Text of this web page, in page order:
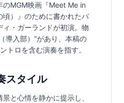
MGM映画『Meet Me in
）』のために書かれたバ
・ガーランドが初演。物
導入部）”があり、本稿の
トロを含む演奏を指す。
スタイル
と心情を静かに提示し、